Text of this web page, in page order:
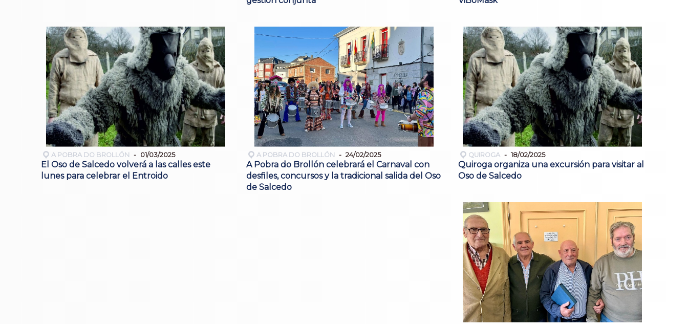
A POBRA DO BROLLÓN 01/03/2025
El Oso de Salcedo volverá a las calles este
lunes para celebrar el Entroido
A POBRA DO BROLLÓN 24/02/2025
A Pobra do Brollón celebrará el Carnaval con
desfiles, concursos y la tradicional salida del Oso
de Salcedo
QUIROGA 18/02/2025
Quiroga organiza una excursión para visitar al
Oso de Salcedo